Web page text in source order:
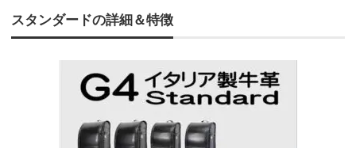
スタンダードの詳細＆特徴